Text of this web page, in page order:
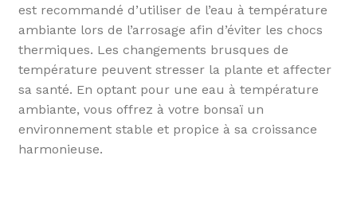
est recommandé d’utiliser de l’eau à température
ambiante lors de l’arrosage afin d’éviter les chocs
thermiques. Les changements brusques de
température peuvent stresser la plante et affecter
sa santé. En optant pour une eau à température
ambiante, vous offrez à votre bonsaï un
environnement stable et propice à sa croissance
harmonieuse.